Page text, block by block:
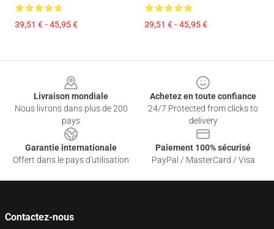
39,51 € - 45,95 € 39,51 € - 45,95 €
Livraison mondiale
Nous livrons dans plus de 200
pays
Achetez en toute confiance
24/7 Protected from clicks to
delivery
Garantie internationale
Offert dans le pays d'utilisation
Paiement 100% sécurisé
PayPal / MasterCard / Visa
Contactez-nous